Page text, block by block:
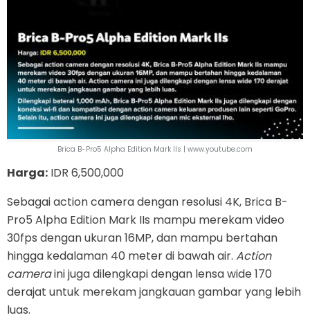
Brica B-Pro5 Alpha Edition Mark IIs | www.youtube.com
Harga: IDR 6,500,000
Sebagai action camera dengan resolusi 4K, Brica B-
Pro5 Alpha Edition Mark IIs mampu merekam video
30fps dengan ukuran 16MP, dan mampu bertahan
hingga kedalaman 40 meter di bawah air. Action
cameraini juga dilengkapi dengan lensa wide 170
derajat untuk merekam jangkauan gambar yang lebih
luas.